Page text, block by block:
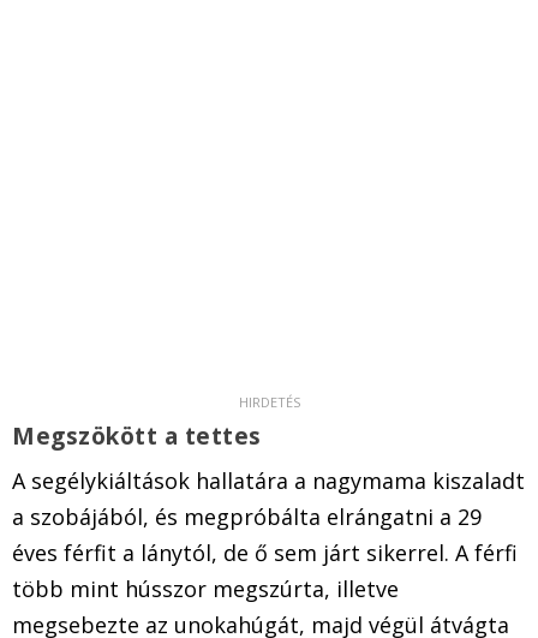
Megszökött a tettes
A segélykiáltások hallatára a nagymama kiszaladt
a szobájából, és megpróbálta elrángatni a 29
éves férfit a lánytól, de ő sem járt sikerrel. A férfi
több mint hússzor megszúrta, illetve
megsebezte az unokahúgát, majd végül átvágta